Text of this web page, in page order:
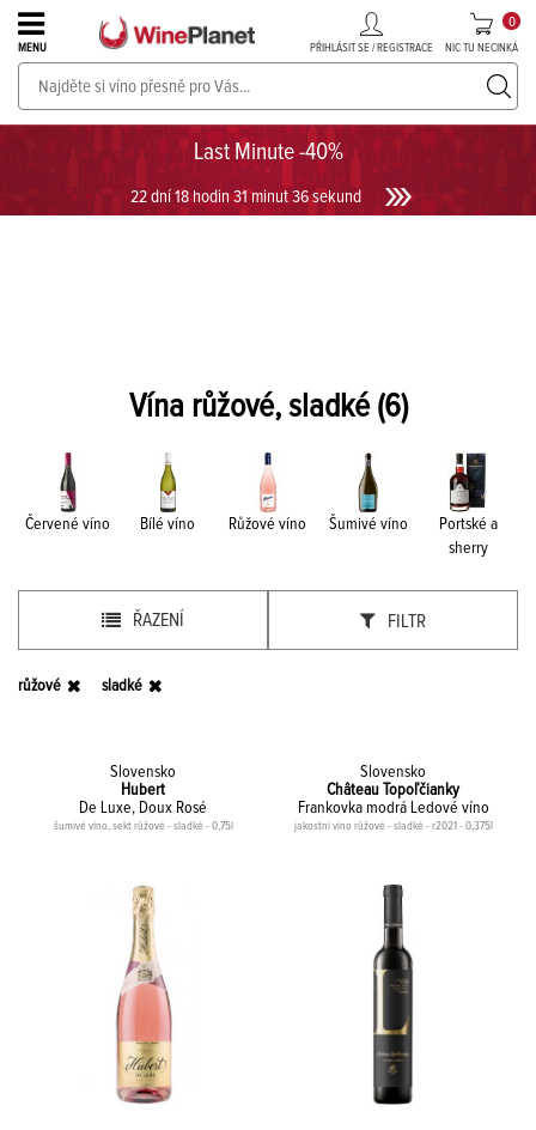
Last Minute -40%
22 dní 18 hodin 31 minut 36 sekund
MENU PŘIHLÁSIT SE / REGISTRACE NIC TU NECINKÁ
0
PROSECCO v akci až do -30%!UKÁZAT PROSECCO
Vína růžové, sladké(6)
Červené víno Bílé víno Růžové víno Šumivé víno
Portské a
sherry
ŘAZENÍ FILTR
růžové sladké
Slovensko
Hubert
De Luxe, Doux Rosé
šumivé víno, sekt růžové - sladké - 0,75l
Slovensko
Château Topoľčianky
Frankovka modrá Ledové víno
jakostní víno růžové - sladké - r2021 - 0,375l